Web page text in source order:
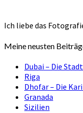
Ich liebe das
Meine neusten
Dubai – Die
Riga
Dhofar – Die
Granada
Sizilien